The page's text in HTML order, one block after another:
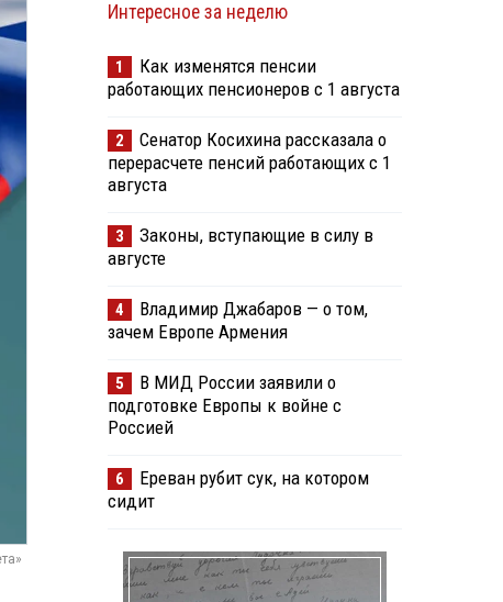
Интересное за неделю
1
Как изменятся пенсии
работающих пенсионеров с 1 августа
2
Сенатор Косихина рассказала о
перерасчете пенсий работающих с 1
августа
3
Законы, вступающие в силу в
августе
4
Владимир Джабаров — о том,
зачем Европе Армения
5
В МИД России заявили о
подготовке Европы к войне с
Россией
6
Ереван рубит сук, на котором
сидит